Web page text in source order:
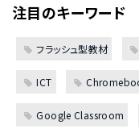
注目のキーワード
フラッシュ型教材
ICT
Google Classroom